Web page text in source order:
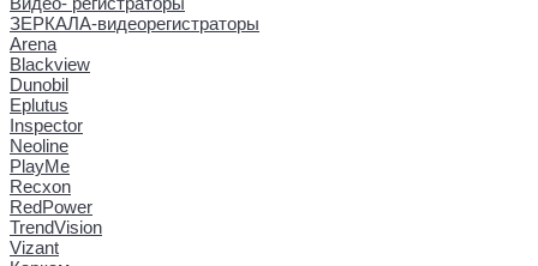
ЗЕРКАЛА-видеорегистраторы
Arena
Blackview
Dunobil
Eplutus
Inspector
Neoline
PlayMe
Recxon
RedPower
TrendVision
Vizant